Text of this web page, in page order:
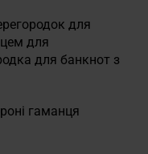
для
для
для банкнот з
гаманця